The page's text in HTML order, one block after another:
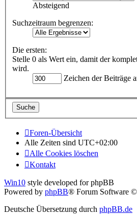
Absteigend
Suchzeitraum begrenzen:
Die ersten:
Stelle 0 als Wert ein, damit der
wird.
Zeichen der Beiträge
Foren-Übersicht
Alle Zeiten sind UTC+02:00
Alle Cookies löschen
Kontakt
Win10 style developed for phpBB
Powered by phpBB® Forum Software
Deutsche Übersetzung durch phpBB.de